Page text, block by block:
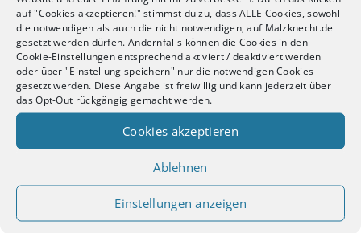
auf "Cookies akzeptieren!" stimmst du zu, dass ALLE Cookies, sowohl
die notwendigen als auch die nicht notwendigen, auf Malzknecht.de
gesetzt werden dürfen. Andernfalls können die Cookies in den
Cookie-Einstellungen entsprechend aktiviert / deaktiviert werden
oder über "Einstellung speichern" nur die notwendigen Cookies
gesetzt werden. Diese Angabe ist freiwillig und kann jederzeit über
das Opt-Out rückgängig gemacht werden.
Cookies akzeptieren
Ablehnen
Einstellungen anzeigen
Lieferung von nicht auf einem körperlichen Datenträger
befindlichen digitalen Inhalten, wenn wir mit der
Ausführung des Vertrags begonnen haben, nachdem Sie
ausdrücklich zugestimmt haben, dass wir mit der
Ausführung des Vertrags vor Ablauf der Widerrufsfrist
beginnen, und Sie Ihre Kenntnis davon bestätigt haben,
dass Sie durch Ihre Zustimmung mit Beginn der
Ausführung des Vertrags Ihr Widerrufsrecht verlieren.
C. Widerrufsbelehrung für Dienstleistungen (z. B.
Seminare, Founders-Ticket)